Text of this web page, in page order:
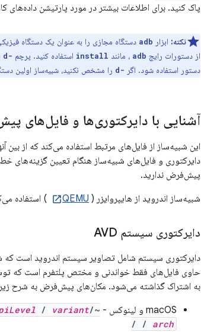
پاک کنید. برای اطلاعات بیشتر در مورد پارتیشن داده‌های
نکته: ابزار adb دستگاه مجازی را به عنوان یک دستگاه
از دستورات رایج adb ، مانند install استفاده کنید. پرچم -d
دستور استفاده شود. اگر -d را مشخص نکنید، شبیه‌ساز اولین
آشنایی با دایرکتوری‌ها و فایل‌های
دایرکتوری و فایل‌های شبیه‌ساز هنگام تعیین گزینه‌های خط
پیش‌فرض ندارید.
شبیه‌ساز اندروید از هایپروایزر ( QEMU ) استفاده
دایرکتوری سیستم AVD
دایرکتوری سیستم شامل تصاویر سیستم اندروید است که
به اشتراک گذاشته می‌شود. مکان‌های پیش‌فرض به شرح
macOS و لینوکس -
~/Library/Android/sdk/system-images/android-
/
variant
/ arch
/